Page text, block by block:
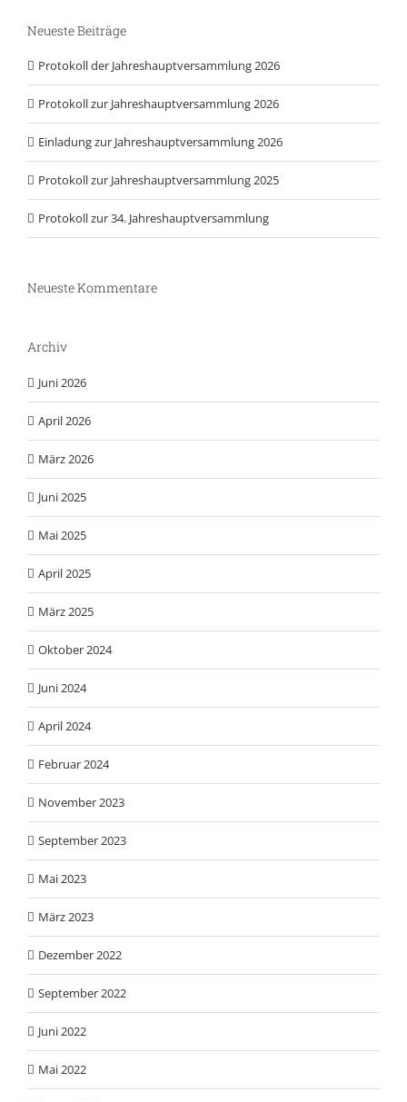
Neueste Beiträge
Protokoll der Jahreshauptversammlung 2026
Protokoll zur Jahreshauptversammlung 2026
Einladung zur Jahreshauptversammlung 2026
Protokoll zur Jahreshauptversammlung 2025
Protokoll zur 34. Jahreshauptversammlung
Neueste Kommentare
Archiv
Juni 2026
April 2026
März 2026
Juni 2025
Mai 2025
April 2025
März 2025
Oktober 2024
Juni 2024
April 2024
Februar 2024
November 2023
September 2023
Mai 2023
März 2023
Dezember 2022
September 2022
Juni 2022
Mai 2022